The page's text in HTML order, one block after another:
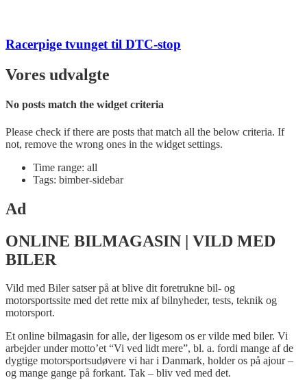
Racerpige tvunget til DTC-stop
Vores udvalgte
No posts match the widget criteria
Please check if there are posts that match all the below criteria. If
not, remove the wrong ones in the widget settings.
Time range: all
Tags: bimber-sidebar
Ad
ONLINE BILMAGASIN | VILD MED
BILER
Vild med Biler satser på at blive dit foretrukne bil- og
motorsportssite med det rette mix af bilnyheder, tests, teknik og
motorsport.
Et online bilmagasin for alle, der ligesom os er vilde med biler. Vi
arbejder under motto’et “Vi ved lidt mere”, bl. a. fordi mange af de
dygtige motorsportsudøvere vi har i Danmark, holder os på ajour –
og mange gange på forkant. Tak – bliv ved med det.